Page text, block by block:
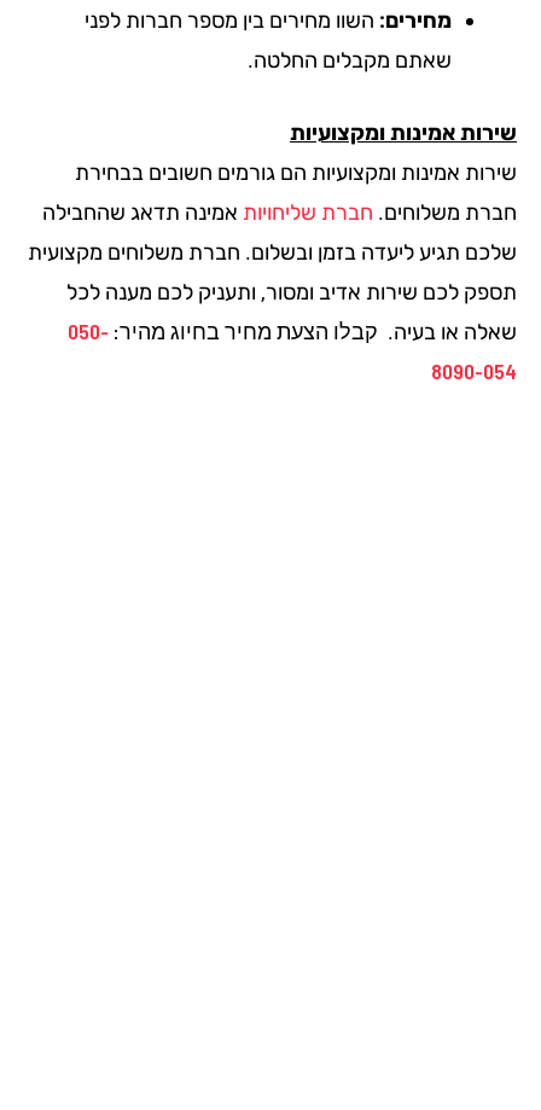
מחירים:השוו מחירים בין מספר חברות לפני
שאתם מקבלים החלטה.
אמינות ומקצועיות
אמינות ומקצועיות הם גורמים חשובים בבחירת
משלוחים.חברת שליחויותאמינה תדאג שהחבילה
תגיע ליעדה בזמן ובשלום. חברת משלוחים מקצועית
לכם שירות אדיב ומסור, ותעניק לכם מענה לכל
או בעיה.קבלו הצעת מחיר בחיוג מהיר:050-
8090-